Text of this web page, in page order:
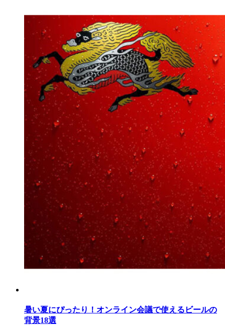
暑い夏にぴったり！オンライン会議で使えるビールの
背景18選